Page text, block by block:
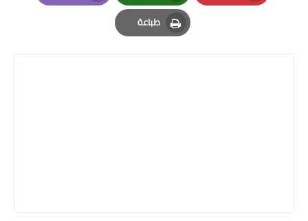
Pinterest
Whatsapp
Email
طباعة
Print